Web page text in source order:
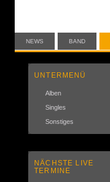
NEWS BAND
UNTERMENÜ
Alben
Singles
Sonstiges
NÄCHSTE LIVE
TERMINE